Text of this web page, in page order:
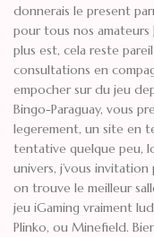
donnerais le present
pour tous nos amateurs
plus est, cela reste
consultations en
empocher sur du jeu
Bingo-Paraguay, vous
legerement, un site en
tentative quelque peu,
univers, j’vous
on trouve le meilleur
jeu iGaming vraiment
Plinko, ou Minefield.